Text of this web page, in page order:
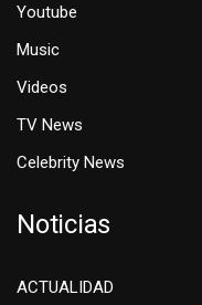
Youtube
Music
Videos
TV News
Celebrity News
Noticias
ACTUALIDAD